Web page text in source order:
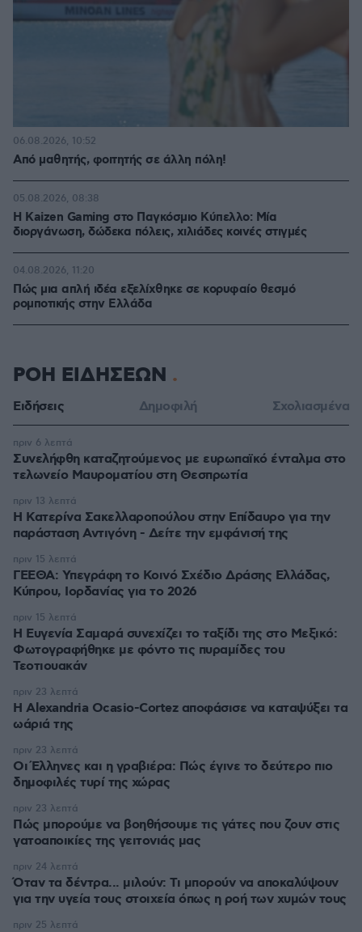
Από μαθητής, φοιτητής σε άλλη πόλη!
06.08.2026, 10:52
H Kaizen Gaming στο Παγκόσμιο Kύπελλο: Μία
διοργάνωση, δώδεκα πόλεις, χιλιάδες κοινές στιγμές
05.08.2026, 08:38
Πώς μια απλή ιδέα εξελίχθηκε σε κορυφαίο θεσμό
ρομποτικής στην Ελλάδα
04.08.2026, 11:20
ΡΟΗ ΕΙΔΗΣΕΩΝ
Ειδήσεις Δημοφιλή Σχολιασμένα
Συνελήφθη καταζητούμενος με ευρωπαϊκό ένταλμα στο
τελωνείο Μαυροματίου στη Θεσπρωτία
πριν 6 λεπτά
Η Κατερίνα Σακελλαροπούλου στην Επίδαυρο για την
παράσταση Αντιγόνη - Δείτε την εμφάνισή της
πριν 13 λεπτά
ΓΕΕΘΑ: Υπεγράφη το Κοινό Σχέδιο Δράσης Ελλάδας,
Κύπρου, Ιορδανίας για το 2026
πριν 15 λεπτά
Η Ευγενία Σαμαρά συνεχίζει το ταξίδι της στο Μεξικό:
Φωτογραφήθηκε με φόντο τις πυραμίδες του
Τεοτιουακάν
πριν 15 λεπτά
Η Alexandria Ocasio-Cortez αποφάσισε να καταψύξει τα
ωάριά της
πριν 23 λεπτά
Οι Έλληνες και η γραβιέρα: Πώς έγινε το δεύτερο πιο
δημοφιλές τυρί της χώρας
πριν 23 λεπτά
Πώς μπορούμε να βοηθήσουμε τις γάτες που ζουν στις
γατοαποικίες της γειτονιάς μας
πριν 23 λεπτά
Όταν τα δέντρα... μιλούν: Τι μπορούν να αποκαλύψουν
για την υγεία τους στοιχεία όπως η ροή των χυμών τους
πριν 24 λεπτά
πριν 25 λεπτά